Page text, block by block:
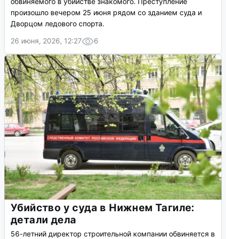
произошло вечером 25 июня рядом со зданием суда и
Дворцом ледового спорта.
26 июня, 2026, 12:27
6
Убийство у суда в Нижнем Тагиле:
детали дела
56-летний директор строительной компании обвиняется в